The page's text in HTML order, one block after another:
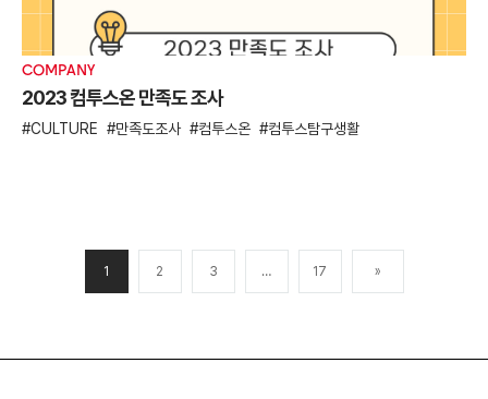
COMPANY
2023 컴투스온 만족도 조사
CULTURE 만족도조사 컴투스온 컴투스탐구생활
1 2 3 … 17 »